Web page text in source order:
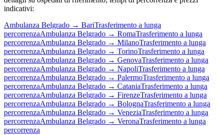
indicativi:
Ambulanza Belgrado → BariTrasferimento a lunga
percorrenzaAmbulanza Belgrado → RomaTrasferimento a lunga
percorrenzaAmbulanza Belgrado → MilanoTrasferimento a lunga
percorrenzaAmbulanza Belgrado → TorinoTrasferimento a lunga
percorrenzaAmbulanza Belgrado → GenovaTrasferimento a lunga
percorrenzaAmbulanza Belgrado → NapoliTrasferimento a lunga
percorrenzaAmbulanza Belgrado → PalermoTrasferimento a lunga
percorrenzaAmbulanza Belgrado → CataniaTrasferimento a lunga
percorrenzaAmbulanza Belgrado → FirenzeTrasferimento a lunga
percorrenzaAmbulanza Belgrado → BolognaTrasferimento a lunga
percorrenzaAmbulanza Belgrado → VeneziaTrasferimento a lunga
percorrenzaAmbulanza Belgrado → VeronaTrasferimento a lunga
percorrenza